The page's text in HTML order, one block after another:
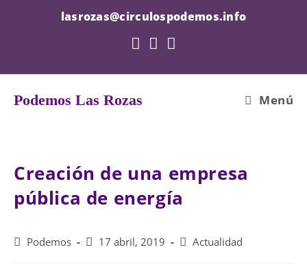
lasrozas@circulospodemos.info
Podemos Las Rozas Menú
Creación de una empresa
pública de energía
AutorPodemos
Publicación
17 abril, 2019
Categoría
Actualidad